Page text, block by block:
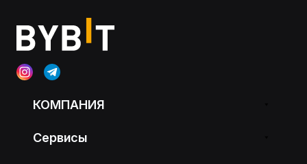
КОМПАНИЯ
Сервисы